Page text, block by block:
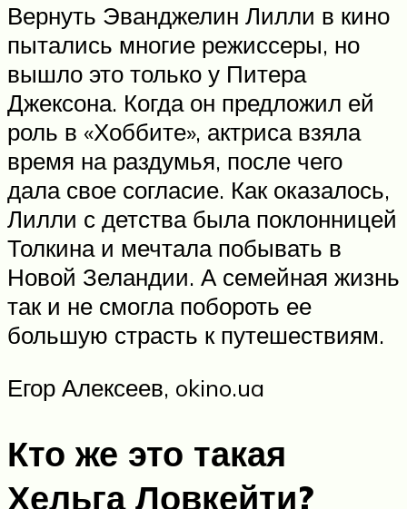
Вернуть Эванджелин Лилли в кино
пытались многие режиссеры, но
вышло это только у Питера
Джексона. Когда он предложил ей
роль в «Хоббите», актриса взяла
время на раздумья, после чего
дала свое согласие. Как оказалось,
Лилли с детства была поклонницей
Толкина и мечтала побывать в
Новой Зеландии. А семейная жизнь
так и не смогла побороть ее
большую страсть к путешествиям.
Егор Алексеев, okino.ua
Кто же это такая
Хельга Ловкейти?